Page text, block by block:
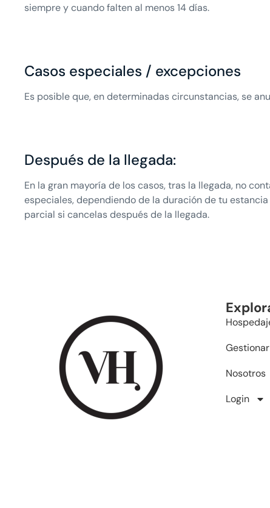
siempre y cuando falten al menos 14 días.
Casos especiales / excepciones
Es posible que, en determinadas circunstancias, se
Después de la llegada:
En la gran mayoría de los casos, tras la llegada, no
especiales, dependiendo de la duración de tu
parcial si cancelas después de la llegada.
Nosotros
Login